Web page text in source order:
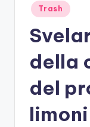
Posted
in
Trash
della
del